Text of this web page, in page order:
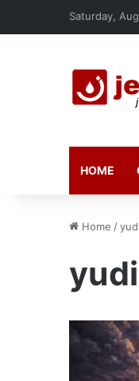
Saturday,
HOME
Home /